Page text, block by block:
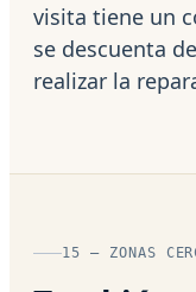
visita tiene un
se descuenta
realizar la
15 — ZONAS